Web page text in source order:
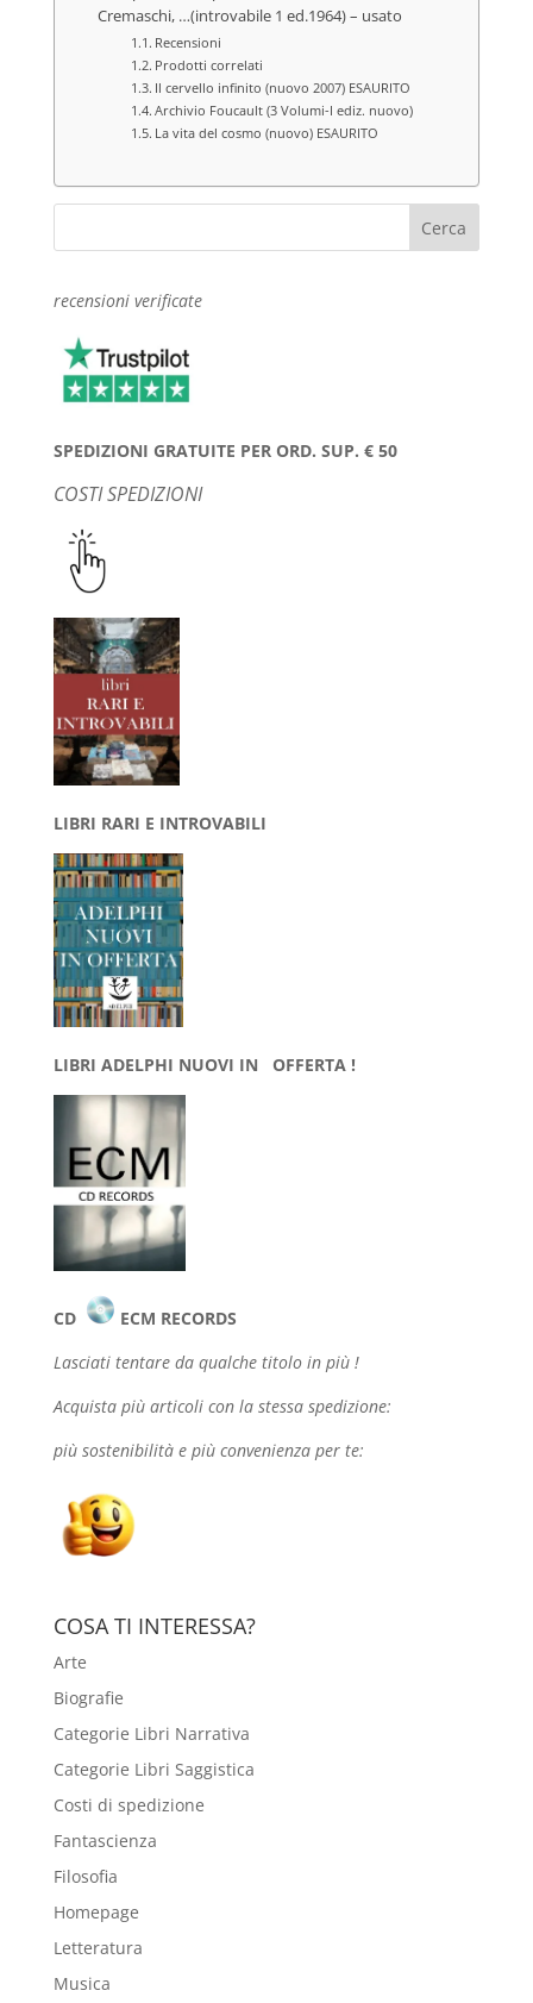
Cremaschi, …(introvabile 1 ed.1964) – usato
Recensioni
Prodotti correlati
Il cervello infinito (nuovo 2007) ESAURITO
Archivio Foucault (3 Volumi-I ediz. nuovo)
La vita del cosmo (nuovo) ESAURITO
recensioni verificate
SPEDIZIONI GRATUITE PER ORD. SUP. € 50
COSTI SPEDIZIONI
LIBRI RARI E INTROVABILI
LIBRI ADELPHI NUOVI IN OFFERTA !
CD
ECM RECORDS
Lasciati tentare da qualche titolo in più !
Acquista più articoli con la stessa spedizione:
più sostenibilità e più convenienza per te:
COSA TI INTERESSA?
Arte
Biografie
Categorie Libri Narrativa
Categorie Libri Saggistica
Costi di spedizione
Fantascienza
Filosofia
Homepage
Letteratura
Musica